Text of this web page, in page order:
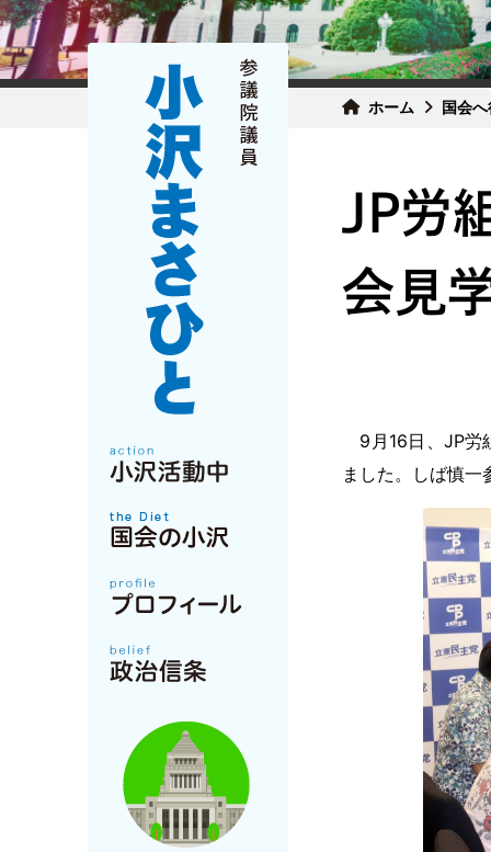
ホーム 国会
JP労
会見
9月16日、JP労
ました。しば慎